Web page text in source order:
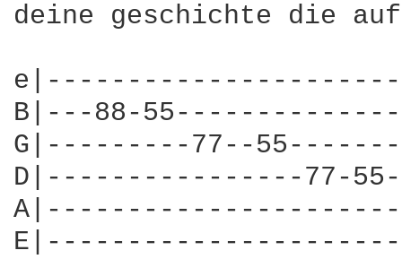
deine geschichte die
B|---88-
G|---------77--55----------
D|----------------77-